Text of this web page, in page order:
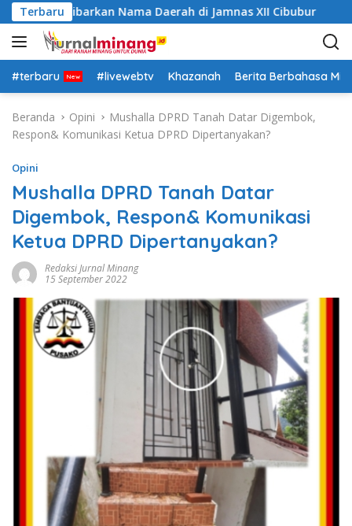
a
g
u
Terbaru
Siap Kibarkan Nama Daerah di Jamnas XII Cibubur
#terbaru #livewebtv Khazanah Berita Berbahasa
Beranda Opini
Mushalla DPRD Tanah Datar Digembok,
Respon& Komunikasi Ketua DPRD Dipertanyakan?
Opini
Mushalla DPRD Tanah Datar
Digembok, Respon& Komunikasi
Ketua DPRD Dipertanyakan?
Redaksi Jurnal Minang
15 September 2022